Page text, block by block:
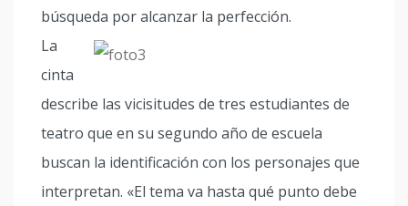
búsqueda por alcanzar la perfección.
La
cinta
describe las vicisitudes de tres estudiantes de
teatro que en su segundo año de escuela
buscan la identificación con los personajes que
interpretan. «El tema va hasta qué punto debe